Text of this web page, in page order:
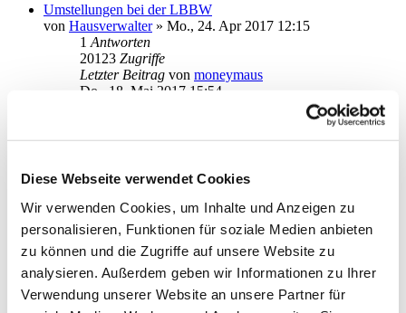
Diese Webseite verwendet Cookies
Wir verwenden Cookies, um Inhalte und Anzeigen zu
personalisieren, Funktionen für soziale Medien anbieten
zu können und die Zugriffe auf unsere Website zu
analysieren. Außerdem geben wir Informationen zu Ihrer
Verwendung unserer Website an unsere Partner für
Umstellungen bei der LBBW
von Hausverwalter» Mo., 24. Apr 2017 12:15
1 Antworten
20123 Zugriffe
Letzter Beitrag von moneymaus
Do., 18. Mai 2017 15:54
Kreditkartenabrechnung Mai 17 ist nicht erfolgt
vonandi-delmenhorst»Mi., 10. Mai 2017 18:11
19220
Letzter Beitragvon audiolet
Mi., 10. Mai 2017 20:53
Ausgangskorb
vonRein123sau45»Mo., 03. Apr 2017 02:07
Antworten
21937Zugriffe
Letzter Beitragvonkuddel